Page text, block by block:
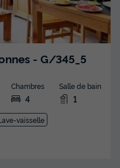
- G/345_5
Chambres
4
Salle de bain
1
vaisselle